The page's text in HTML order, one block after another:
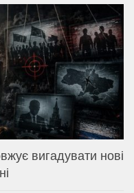
вигадувати нові